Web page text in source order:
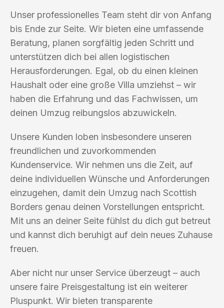
Unser professionelles Team steht dir von Anfang
bis Ende zur Seite. Wir bieten eine umfassende
Beratung, planen sorgfältig jeden Schritt und
unterstützen dich bei allen logistischen
Herausforderungen. Egal, ob du einen kleinen
Haushalt oder eine große Villa umziehst – wir
haben die Erfahrung und das Fachwissen, um
deinen Umzug reibungslos abzuwickeln.
Unsere Kunden loben insbesondere unseren
freundlichen und zuvorkommenden
Kundenservice. Wir nehmen uns die Zeit, auf
deine individuellen Wünsche und Anforderungen
einzugehen, damit dein Umzug nach Scottish
Borders genau deinen Vorstellungen entspricht.
Mit uns an deiner Seite fühlst du dich gut betreut
und kannst dich beruhigt auf dein neues Zuhause
freuen.
Aber nicht nur unser Service überzeugt – auch
unsere faire Preisgestaltung ist ein weiterer
Pluspunkt. Wir bieten transparente